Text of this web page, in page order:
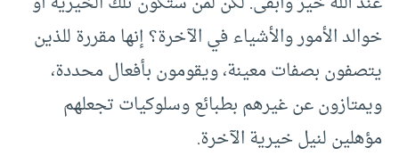
خوالد الأمور والأشياء في الآخرة؟ إنها مقررة للذين
يتصفون بصفات معينة، ويقومون بأفعال محددة،
ويمتازون عن غيرهم بطبائع وسلوكيات تجعلهم
مؤهلين لنيل خيرية الآخرة.